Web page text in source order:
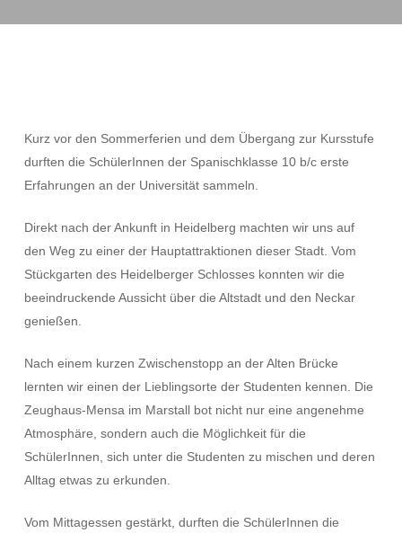
Kurz vor den Sommerferien und dem Übergang zur Kursstufe
durften die SchülerInnen der Spanischklasse 10 b/c erste
Erfahrungen an der Universität sammeln.
Direkt nach der Ankunft in Heidelberg machten wir uns auf
den Weg zu einer der Hauptattraktionen dieser Stadt. Vom
Stückgarten des Heidelberger Schlosses konnten wir die
beeindruckende Aussicht über die Altstadt und den Neckar
genießen.
Nach einem kurzen Zwischenstopp an der Alten Brücke
lernten wir einen der Lieblingsorte der Studenten kennen. Die
Zeughaus-Mensa im Marstall bot nicht nur eine angenehme
Atmosphäre, sondern auch die Möglichkeit für die
SchülerInnen, sich unter die Studenten zu mischen und deren
Alltag etwas zu erkunden.
Vom Mittagessen gestärkt, durften die SchülerInnen die